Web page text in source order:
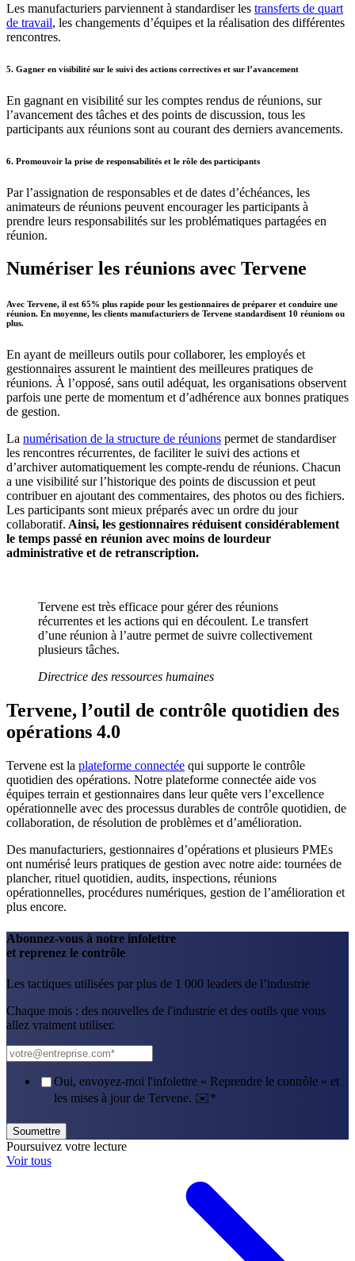
Les manufacturiers parviennent à standardiser les transferts de quart
de travail, les changements d’équipes et la réalisation des différentes
rencontres.
5. Gagner en visibilité sur le suivi des actions correctives et sur l’avancement
En gagnant en visibilité sur les comptes rendus de réunions, sur
l’avancement des tâches et des points de discussion, tous les
participants aux réunions sont au courant des derniers avancements.
6. Promouvoir la prise de responsabilités et le rôle des participants
Par l’assignation de responsables et de dates d’échéances, les
animateurs de réunions peuvent encourager les participants à
prendre leurs responsabilités sur les problématiques partagées en
réunion.
Numériser les réunions avec Tervene
Avec Tervene, il est 65% plus rapide pour les gestionnaires de préparer et conduire une
réunion. En moyenne, les clients manufacturiers de Tervene standardisent 10 réunions ou
plus.
En ayant de meilleurs outils pour collaborer, les employés et
gestionnaires assurent le maintient des meilleures pratiques de
réunions. À l’opposé, sans outil adéquat, les organisations observent
parfois une perte de momentum et d’adhérence aux bonnes pratiques
de gestion.
La numérisation de la structure de réunions permet de standardiser
les rencontres récurrentes, de faciliter le suivi des actions et
d’archiver automatiquement les compte-rendu de réunions. Chacun
a une visibilité sur l’historique des points de discussion et peut
contribuer en ajoutant des commentaires, des photos ou des fichiers.
Les participants sont mieux préparés avec un ordre du jour
collaboratif. Ainsi, les gestionnaires réduisent considérablement
le temps passé en réunion avec moins de lourdeur
administrative et de retranscription.
Tervene est très efficace pour gérer des réunions
récurrentes et les actions qui en découlent. Le transfert
d’une réunion à l’autre permet de suivre collectivement
plusieurs tâches.
Directrice des ressources humaines
Tervene, l’outil de contrôle quotidien des
opérations 4.0
Tervene est la plateforme connectée qui supporte le contrôle
quotidien des opérations. Notre plateforme connectée aide vos
équipes terrain et gestionnaires dans leur quête vers l’excellence
opérationnelle avec des processus durables de contrôle quotidien, de
collaboration, de résolution de problèmes et d’amélioration.
Des manufacturiers, gestionnaires d’opérations et plusieurs PMEs
ont numérisé leurs pratiques de gestion avec notre aide: tournées de
plancher, rituel quotidien, audits, inspections, réunions
opérationnelles, procédures numériques, gestion de l’amélioration et
plus encore.
Abonnez-vous à notre infolettre
et reprenez le contrôle
Les tactiques utilisées par plus de 1 000 leaders de l’industrie
Chaque mois : des nouvelles de l'industrie et des outils que vous
allez vraiment utiliser.
Oui, envoyez-moi l'infolettre « Reprendre le contrôle » et
les mises à jour de Tervene. ✉️*
Poursuivez votre lecture
Voir tous